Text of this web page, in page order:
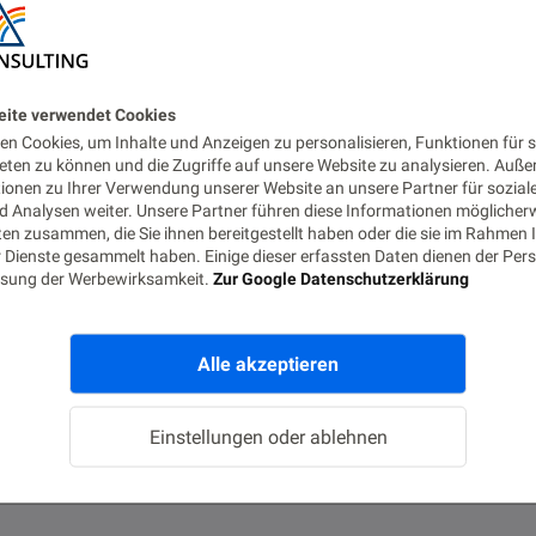
verwendet Cookies
Cookies, um Inhalte und Anzeigen zu personalisieren, Funktionen für
zu können und die Zugriffe auf unsere Website zu analysieren.
zu Ihrer Verwendung unserer Website an unsere Partner für
Analysen weiter. Unsere Partner führen diese Informationen
zusammen, die Sie ihnen bereitgestellt haben oder die sie im Rahmen
gesammelt haben. Einige dieser erfassten Daten dienen der
der Werbewirksamkeit. Zur Google Datenschutzerklärung
Alle akzeptieren
Einstellungen oder ablehnen
in Oracle Object
you should in general have an RMAN Catalog.
have it and would like to just catalog all backups in
WITH?…